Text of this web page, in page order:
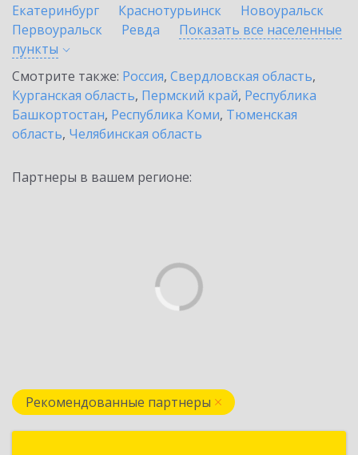
Екатеринбург
Краснотурьинск
Новоуральск
Первоуральск
Ревда
Показать все населенные
пункты
Смотрите также: Россия, Свердловская область,
Курганская область, Пермский край, Республика
Башкортостан, Республика Коми, Тюменская
область, Челябинская область
Партнеры в вашем регионе:
Рекомендованные партнеры